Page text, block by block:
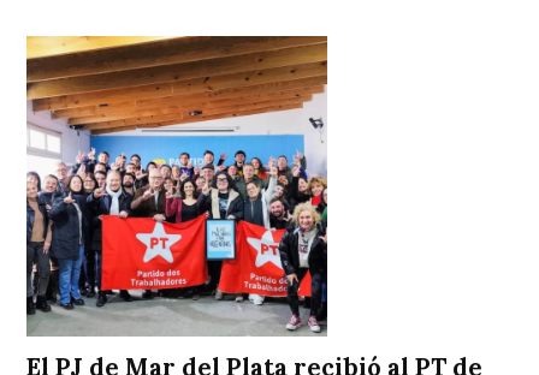
El PJ de Mar del Plata recibió al PT de